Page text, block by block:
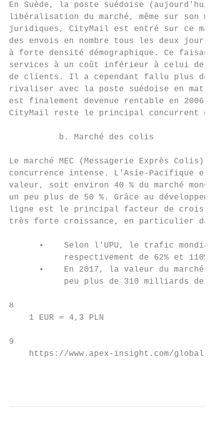
En Suède, la poste suédoise (aujourd'hui
libéralisation du marché, même sur son
juridiques, CityMail est entré sur ce
des envois en nombre tous les deux jours
à forte densité démographique. Ce
services à un coût inférieur à celui de
de clients. Il a cependant fallu plus de
rivaliser avec la poste suédoise en
est finalement devenue rentable en 2006
CityMail reste le principal concurrent de
          b. Marché des colis
Le marché MEC (Messagerie Exprès Colis)
concurrence intense. L'Asie-Pacifique
valeur, soit environ 40 % du marché
un peu plus de 50 %. Grâce au
ligne est le principal facteur de
très forte croissance, en particulier
•    Selon l'UPU, le trafic mondial
respectivement de 62% et 110%
•    En 2017, la valeur du marché
peu plus de 310 milliards de
8
    1 EUR = 4,3 PLN
9
https://www.apex-insight.com/global-